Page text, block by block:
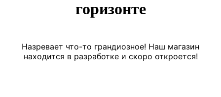
горизонте
Назревает что-то грандиозное! Наш магазин
находится в разработке и скоро откроется!